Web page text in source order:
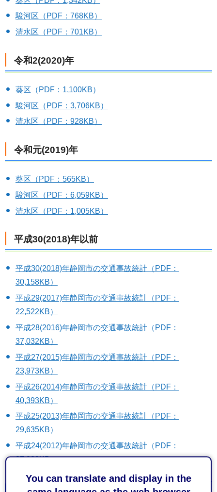
You can translate and display in the
駿河区（PDF：768KB）
清水区（PDF：701KB）
令和2(2020)年
葵区（PDF：1,100KB）
駿河区（PDF：3,706KB）
清水区（PDF：928KB）
令和元(2019)年
葵区（PDF：565KB）
駿河区（PDF：6,059KB）
清水区（PDF：1,005KB）
平成30(2018)年以前
平成30(2018)年静岡市の交通事故統計（PDF：
30,158KB）
平成29(2017)年静岡市の交通事故統計（PDF：
22,522KB）
平成28(2016)年静岡市の交通事故統計（PDF：
37,032KB）
平成27(2015)年静岡市の交通事故統計（PDF：
23,973KB）
平成26(2014)年静岡市の交通事故統計（PDF：
40,393KB）
平成25(2013)年静岡市の交通事故統計（PDF：
29,635KB）
平成24(2012)年静岡市の交通事故統計（PDF：
37,833KB）